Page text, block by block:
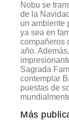
Nobu se
de la
un ambiente
ya sea en
compañeros
año.
Sagrada
contemplar
puestas de
Más